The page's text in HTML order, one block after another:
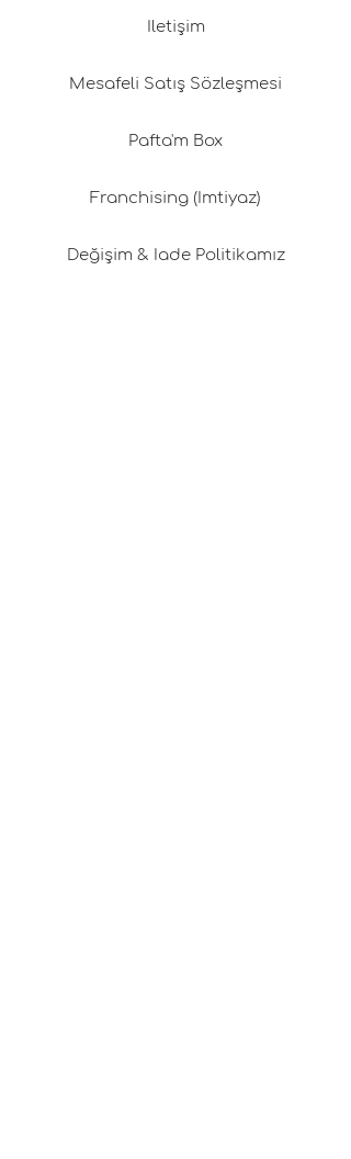
İletişim
Mesafeli Satış Sözleşmesi
Pafta'm Box
Franchising (İmtiyaz)
Değişim & İade Politikamız